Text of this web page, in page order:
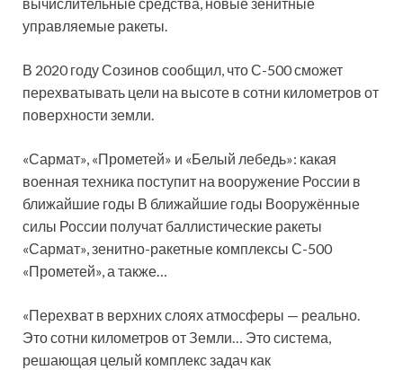
вычислительные средства, новые зенитные
управляемые ракеты.
В 2020 году Созинов сообщил, что С-500 сможет
перехватывать цели на высоте в сотни километров от
поверхности земли.
«Сармат», «Прометей» и «Белый лебедь»: какая
военная техника поступит на вооружение России в
ближайшие годы В ближайшие годы Вооружённые
силы России получат баллистические ракеты
«Сармат», зенитно-ракетные комплексы С-500
«Прометей», а также…
«Перехват в верхних слоях атмосферы — реально.
Это сотни километров от Земли… Это система,
решающая целый комплекс задач как